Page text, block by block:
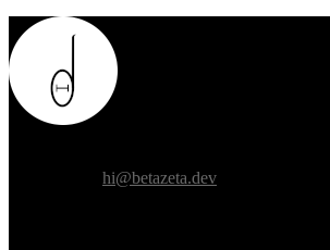
hi@betazeta.dev